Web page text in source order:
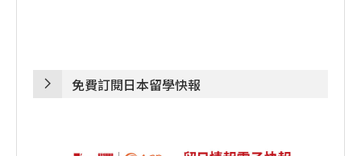
免費訂閱日本留學快報